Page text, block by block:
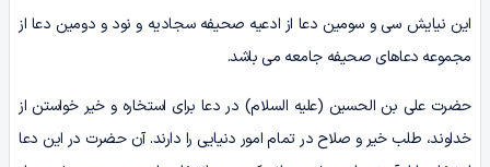
این نیایش سی و سومین دعا از ادعیه صحیفه سجادیه و نود و دومین دعا از
مجموعه دعاهای صحیفه جامعه می باشد.
حضرت علی بن الحسین (علیه السلام) در دعا برای استخاره و خیر خواستن از
خداوند، طلب خیر و صلاح در تمام امور دنیایی را دارند. آن حضرت در این دعا